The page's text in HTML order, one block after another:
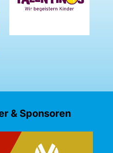
& Sponsoren